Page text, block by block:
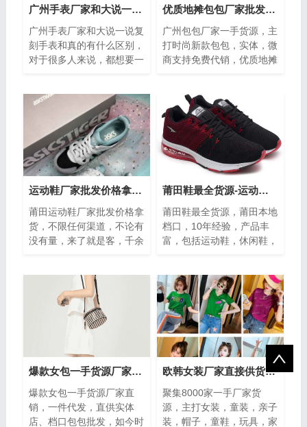
广州手表厂家和大说一说复刻手表和真的有什么区别
广州手表厂家和大说一说复
刻手表和真的有什么区别，
对于很多人来说，都想要一
快，甚至几十...
优质地摊包包厂家批发货源，质量好，价格优
广州包包厂家一手货源，主
打时尚新款包包，实体，微
商支持免费代销，优质地摊
人对包包的喜...
运动鞋厂家批发价格拿货，微商招代理 有图有鞋有价
莆田运动鞋厂家批发价格拿
货，不限任何渠道，不论有
没有量，来了就是客，千余
接来咨询，...
莆田鞋最全货源-运动鞋-休闲鞋-各种潮鞋批发代发
莆田鞋最全货源，莆田本地
档口，10年经验，产品丰
富，包括运动鞋，休闲鞋，
实，在不同的...
爆款女包一手货源厂家直销-品牌包包批发
爆款女包一手货源厂家直
销，一件代发，直供实体
店、档口包包批发，如今时
欧韩女装厂家直接供货平台，聚集8000家一手厂家货源
聚集8000家一手厂家货
源，主打女装，童装，亲子
装，帽子，童鞋，玩具，家